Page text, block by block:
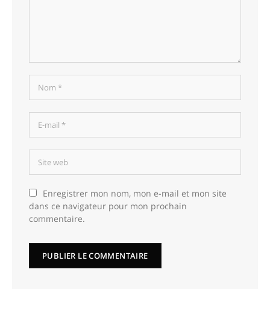
Enregistrer mon nom, mon e-mail et mon site
dans ce navigateur pour mon prochain
commentaire.